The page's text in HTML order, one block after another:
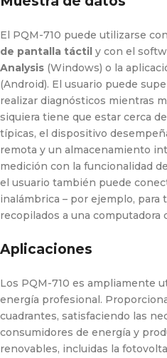
El PQM-710 puede utilizarse
de pantalla táctil y con el
Analysis (Windows) o la
(Android). El usuario puede
realizar diagnósticos mientras
siquiera tiene que estar cerca
típicas, el dispositivo
remota y un almacenamiento
medición con la funcionalidad
el usuario también puede
inalámbrica – por ejemplo,
recopilados a una computadora
Aplicaciones
Los PQM-710 es ampliamente
energía profesional.
cuadrantes, satisfaciendo las
consumidores de energía y
renovables, incluidas la